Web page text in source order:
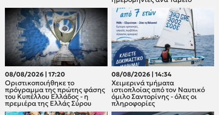
08/08/2026 | 17:20
Οριστικοποιήθηκε το
πρόγραμμα της πρώτης φάσης
του Κυπέλλου Ελλάδος - η
πρεμιέρα της Ελλάς Σύρου
08/08/2026 | 14:34
Χειμερινά τμήματα
ιστιοπλοίας από τον Ναυτικό
όμιλο Σαντορίνης - όλες οι
πληροφορίες